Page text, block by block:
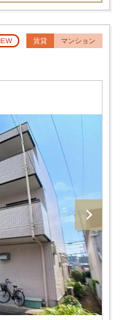
賃貸 マンション